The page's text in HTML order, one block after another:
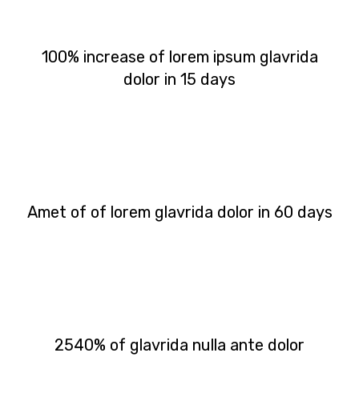
100% increase of lorem ipsum glavrida
dolor in 15 days
Amet of of lorem glavrida dolor in 60 days
2540% of glavrida nulla ante dolor